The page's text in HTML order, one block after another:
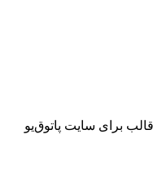
قالب برای سایت پاتوق‌یو